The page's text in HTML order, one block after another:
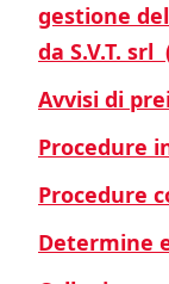
gestione
da S.V.T. srl
Avvisi di
Procedure
Procedure
Determine